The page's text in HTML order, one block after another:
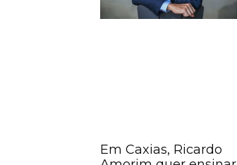
Em Caxias, Ricardo